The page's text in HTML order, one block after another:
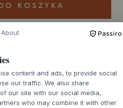
KOSZYKA
About
content and ads, to provide social
our traffic. We also share
our site with our social media,
who may combine it with other